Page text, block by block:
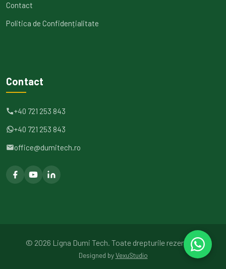
Contact
Politica de Confidențialitate
Contact
+40 721 253 843
+40 721 253 843
office@dumitech.ro
© 2026 Ligna Dumi Tech. Toate drepturile rezervate.
Designed byVexuStudio